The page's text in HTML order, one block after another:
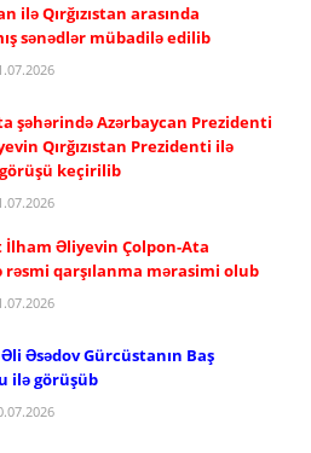
ilə Qırğızıstan arasında
sənədlər mübadilə edilib
şəhərində Azərbaycan Prezidenti
Qırğızıstan Prezidenti ilə
keçirilib
İlham Əliyevin Çolpon-Ata
rəsmi qarşılanma mərasimi olub
Əsədov Gürcüstanın Baş
ilə görüşüb